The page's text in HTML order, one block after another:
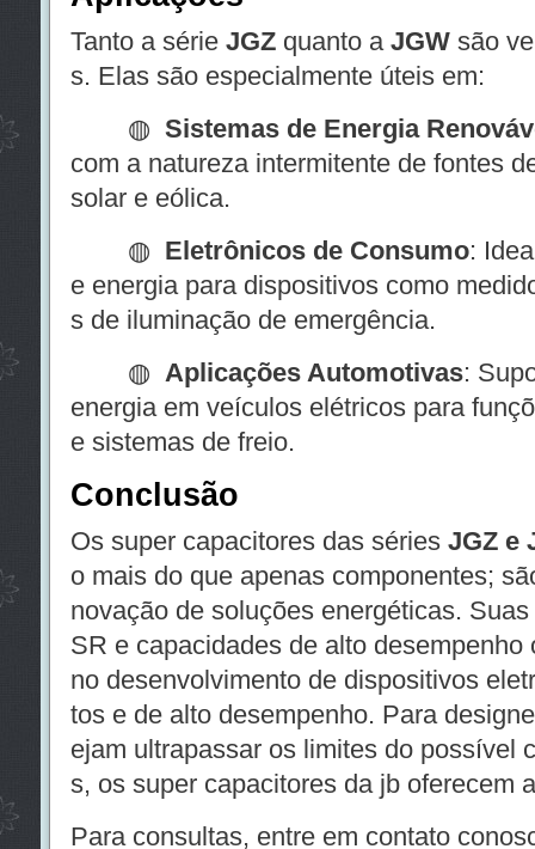
Tanto a série JGZquanto a JGWsão
s. Elas são especialmente úteis em:
◍ Sistemas de Energia
com a natureza intermitente de fontes
solar e eólica.
◍ Eletrônicos de Consumo:
e energia para dispositivos como
s de iluminação de emergência.
◍ Aplicações Automotivas:
energia em veículos elétricos para
e sistemas de freio.
Conclusão
Os super capacitores das séries JGZ e
o mais do que apenas componentes;
novação de soluções energéticas.
SR e capacidades de alto
no desenvolvimento de dispositivos
tos e de alto desempenho. Para
ejam ultrapassar os limites do possível
s, os super capacitores da jb oferecem
Para consultas, entre em contato